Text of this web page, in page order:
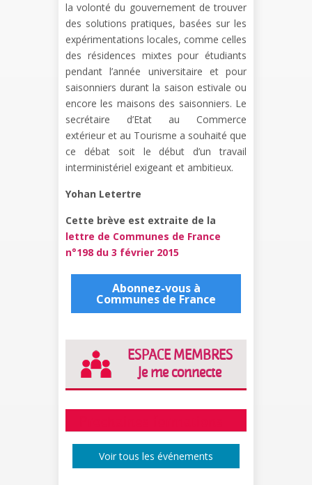
la volonté du gouvernement de trouver
des solutions pratiques, basées sur les
expérimentations locales, comme celles
des résidences mixtes pour étudiants
pendant l’année universitaire et pour
saisonniers durant la saison estivale ou
encore les maisons des saisonniers. Le
secrétaire d’Etat au Commerce
extérieur et au Tourisme a souhaité que
ce débat soit le début d’un travail
interministériel exigeant et ambitieux.
Yohan Letertre
Cette brève est extraite de la
lettre de Communes de France
n°198 du 3 février 2015
Abonnez-vous à
Communes de France
ESPACE MEMBRES
Je me connecte
Voir tous les événements